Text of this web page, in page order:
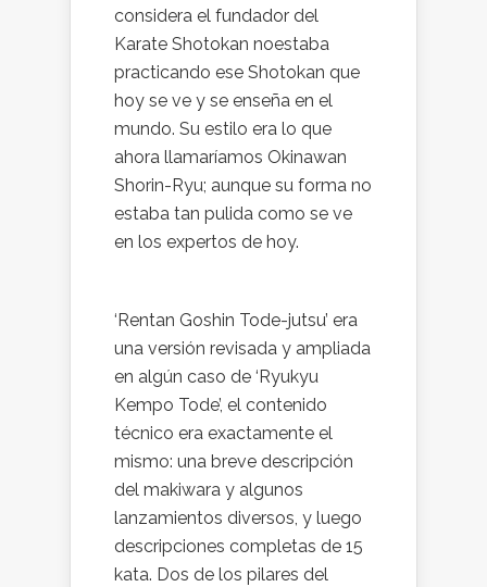
considera el fundador del
Karate Shotokan noestaba
practicando ese Shotokan que
hoy se ve y se enseña en el
mundo. Su estilo era lo que
ahora llamaríamos Okinawan
Shorin-Ryu; aunque su forma no
estaba tan pulida como se ve
en los expertos de hoy.
‘Rentan Goshin Tode-jutsu’ era
una versión revisada y ampliada
en algún caso de ‘Ryukyu
Kempo Tode’, el contenido
técnico era exactamente el
mismo: una breve descripción
del makiwara y algunos
lanzamientos diversos, y luego
descripciones completas de 15
kata. Dos de los pilares del